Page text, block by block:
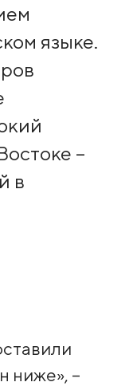
языке.
–
в
ниже», –